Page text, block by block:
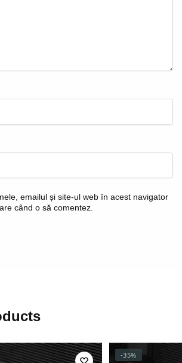
emailul și site-ul web în acest navigator
când o să comentez.
-35%